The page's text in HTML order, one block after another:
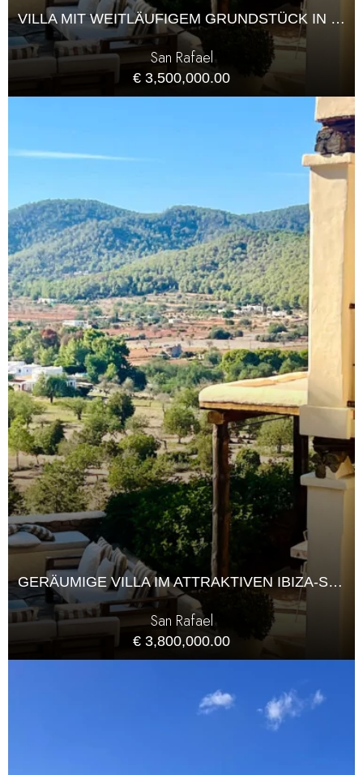
VILLA MIT WEITLÄUFIGEM GRUNDSTÜCK IN DER NÄHE VON SAN RAFAEL
San Rafael
€ 3,500,000.00
GERÄUMIGE VILLA IM ATTRAKTIVEN IBIZA-STIL
San Rafael
€ 3,800,000.00